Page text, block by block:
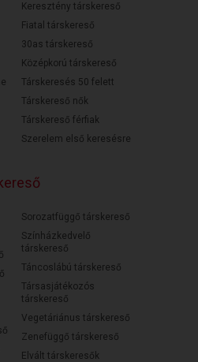
Keresztény társkereső
Fiatal társkereső
30as társkereső
Középkorú társkereső
Társkeresés 50 felett
Társkereső nők
Társkereső férfiak
Szerelem első keresésre
Sorozatfüggő társkereső
Színházkedvelő
társkereső
Táncoslábú társkereső
Társasjátékozós
társkereső
Vegetáriánus társkereső
Zenefüggő társkereső
Elvált társkeresők